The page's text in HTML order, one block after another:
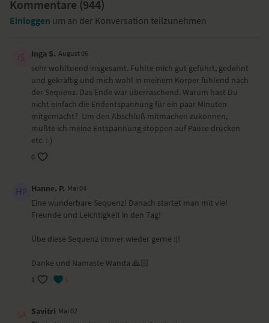
diese Yoga-Sequenz ein wunderbarer Mix vieler mobilisierender
Asanas ist und du sicher einen wandaful morning haben wirst.
Besondere Yoga-Übungen (Asanas)
Sitz/Atmung
Sitz/runder Rücken
Sitz mit diagonaler Vorbeuge
Katze-Kuh-Variante
Vierfüßlerstand mit gestreckte Bein
Herabschauender Hund
Vorbeuge
Tadasana
Ausfallschritt mit seitlichem Twist
Ausfallschritt mit ausgestrecktem Bein und Vorbeuge
Kobra mit hinterm Rücken verschränkten Armen
Liegend Rückenkreisen
Seitlicher Twist
Savasana
Der Körper wird sanft geweckt und mobilisiert. Diese Yoga-Sequenz
Kommentare (944)
Einloggen um an der Konversation teilzunehmen
Inga S. August 06
sehr wohltuend insgesamt. Fühlte mich gut geführt, gedehnt
und gekräftig und mich wohl in meinem Körper fühlend nach
der Sequenz. Das Ende war überraschend. Warum hast Du
nicht einfach die Endentspannung für ein paar Minuten
mitgemacht? Um den Abschluß mitmachen zukönnen,
mußte ich meine Entspannung stoppen auf Pause drücken
etc. :-)
0
Hanne. P. Mai 04
Eine wunderbare Sequenz! Danach startet man mit viel
Freunde und Leichtigkeit in den Tag!
Übe diese Sequenz immer wieder gerne :)!
Danke und Namaste Wanda 🙏🏻
1
Savitri Mai 02